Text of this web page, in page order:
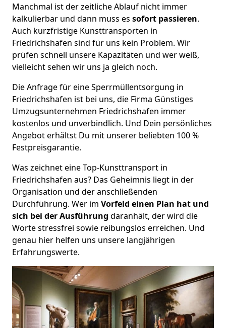
Manchmal ist der zeitliche Ablauf nicht immer
kalkulierbar und dann muss es sofort passieren.
Auch kurzfristige Kunsttransporten in
Friedrichshafen sind für uns kein Problem. Wir
prüfen schnell unsere Kapazitäten und wer weiß,
vielleicht sehen wir uns ja gleich noch.
Die Anfrage für eine Sperrmüllentsorgung in
Friedrichshafen ist bei uns, die Firma Günstiges
Umzugsunternehmen Friedrichshafen immer
kostenlos und unverbindlich. Und Dein persönliches
Angebot erhältst Du mit unserer beliebten 100 %
Festpreisgarantie.
Was zeichnet eine Top-Kunsttransport in
Friedrichshafen aus? Das Geheimnis liegt in der
Organisation und der anschließenden
Durchführung. Wer im Vorfeld einen Plan hat und
sich bei der Ausführung daranhält, der wird die
Worte stressfrei sowie reibungslos erreichen. Und
genau hier helfen uns unsere langjährigen
Erfahrungswerte.